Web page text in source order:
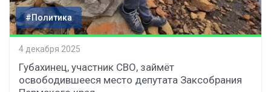
#Политика
4 декабря 2025
Губахинец, участник СВО, займёт
освободившееся место депутата Заксобрания